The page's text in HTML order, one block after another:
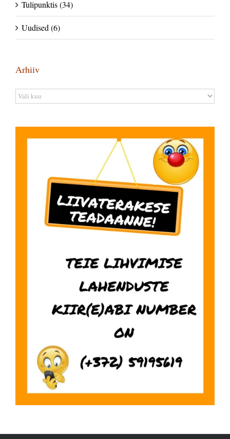
Tulipunktis (34)
Uudised (6)
Arhiiv
Arhiiv